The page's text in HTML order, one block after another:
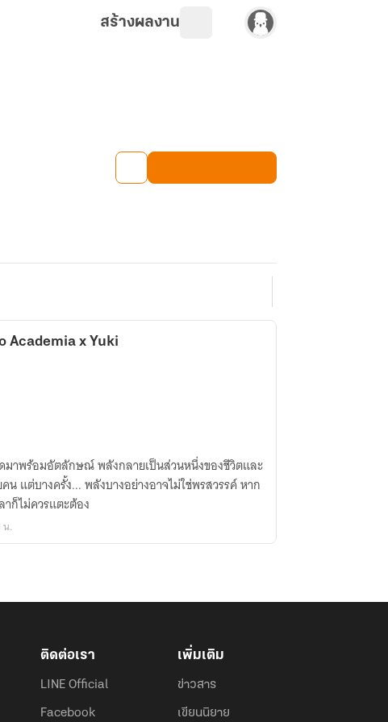
สร้างผลงาน
Academia x Yuki
มาพร้อมอัตลักษณ์ พลังกลายเป็นส่วนหนึ่งของชีวิตและ
ค์ หาก
ก็ไม่ควรแตะต้อง
.
ติดต่อเรา
LINE Official
Facebook
เพิ่มเติม
ข่าวสาร
เขียนนิยาย